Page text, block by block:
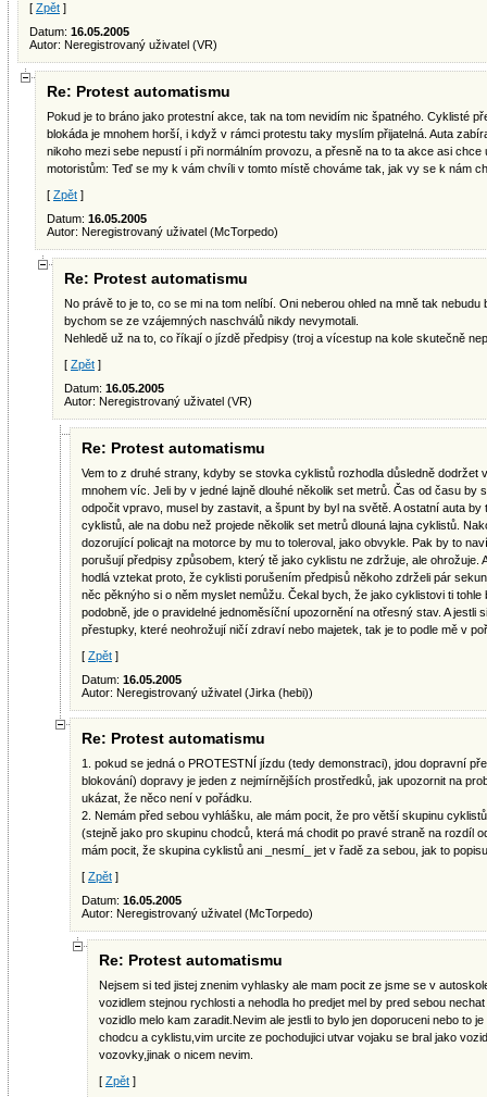
[ Zpět ]
Datum: 16.05.2005
Autor: Neregistrovaný uživatel (VR)
Re: Protest automatismu
Pokud je to bráno jako protestní akce, tak na tom nevidím nic špatného. Cyklisté
blokáda je mnohem horší, i když v rámci protestu taky myslím přijatelná. Auta
nikoho mezi sebe nepustí i při normálním provozu, a přesně na to ta akce asi
motoristům: Teď se my k vám chvíli v tomto místě chováme tak, jak vy se k nám
[ Zpět ]
Datum: 16.05.2005
Autor: Neregistrovaný uživatel (McTorpedo)
Re: Protest automatismu
No právě to je to, co se mi na tom nelíbí. Oni neberou ohled na mně tak
bychom se ze vzájemných naschválů nikdy nevymotali.
Nehledě už na to, co říkají o jízdě předpisy (troj a vícestup na kole skutečně
[ Zpět ]
Datum: 16.05.2005
Autor: Neregistrovaný uživatel (VR)
Re: Protest automatismu
Vem to z druhé strany, kdyby se stovka cyklistů rozhodla důsledně dodržet
mnohem víc. Jeli by v jedné lajně dlouhé několik set metrů. Čas od času by
odpočit vpravo, musel by zastavit, a špunt by byl na světě. A ostatní auta
cyklistů, ale na dobu než projede několik set metrů dlouná lajna cyklistů.
dozorující policajt na motorce by mu to toleroval, jako obvykle. Pak by to
porušují předpisy způsobem, který tě jako cyklistu ne zdržuje, ale ohrožuje.
hodlá vztekat proto, že cyklisti porušením předpisů někoho zdrželi pár
něc pěknýho si o něm myslet nemůžu. Čekal bych, že jako cyklistovi ti
podobně, jde o pravidelné jednoměsíční upozornění na otřesný stav. A jestli
přestupky, které neohrožují ničí zdraví nebo majetek, tak je to podle mě v
[ Zpět ]
Datum: 16.05.2005
Autor: Neregistrovaný uživatel (Jirka (hebi))
Re: Protest automatismu
1. pokud se jedná o PROTESTNÍ jízdu (tedy demonstraci), jdou dopravní
blokování) dopravy je jeden z nejmírnějších prostředků, jak upozornit na
ukázat, že něco není v pořádku.
2. Nemám před sebou vyhlášku, ale mám pocit, že pro větší skupinu
(stejně jako pro skupinu chodců, která má chodit po pravé straně na rozdíl
mám pocit, že skupina cyklistů ani _nesmí_ jet v řadě za sebou, jak to
[ Zpět ]
Datum: 16.05.2005
Autor: Neregistrovaný uživatel (McTorpedo)
Re: Protest automatismu
Nejsem si ted jistej znenim vyhlasky ale mam pocit ze jsme se v
vozidlem stejnou rychlosti a nehodla ho predjet mel by pred sebou
vozidlo melo kam zaradit.Nevim ale jestli to bylo jen doporuceni nebo to
chodcu a cyklistu,vim urcite ze pochodujici utvar vojaku se bral jako
vozovky,jinak o nicem nevim.
[ Zpět ]